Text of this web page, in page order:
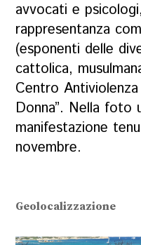
avvocati e
rappresentanza
(esponenti delle
cattolica,
Centro
Donna”. Nella foto
manifestazione
novembre.
Geolocalizzazione